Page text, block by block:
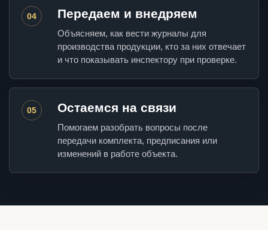
04 Передаем и внедряем
Объясняем, как вести журналы для
производства продукции, кто за них отвечает
и что показывать инспектору при проверке.
05 Остаемся на связи
Помогаем разобрать вопросы после
передачи комплекта, предписания или
изменений в работе объекта.